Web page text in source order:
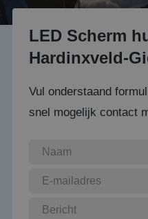
LED Scherm
Hardinxveld-
Vul onderstaand
snel mogelijk contact